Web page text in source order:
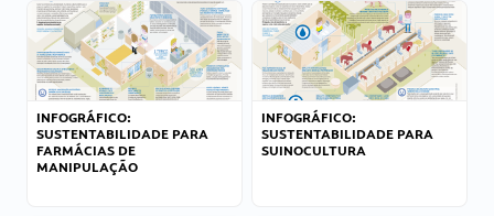
INFOGRÁFICO:
SUSTENTABILIDADE PARA
FARMÁCIAS DE
MANIPULAÇÃO
INFOGRÁFICO:
SUSTENTABILIDADE PARA
SUINOCULTURA